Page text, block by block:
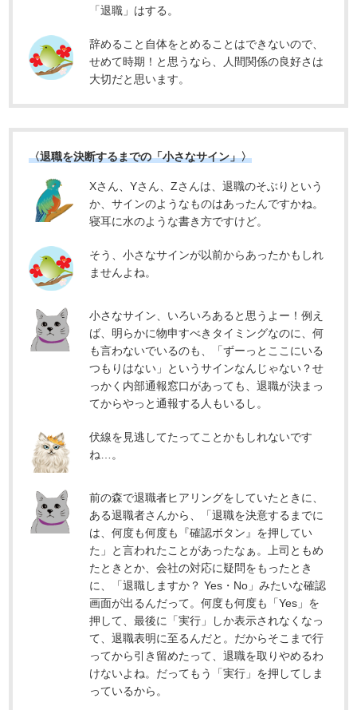
「退職」はする。
辞めること自体をとめることはできないので、
せめて時期！と思うなら、人間関係の良好さは
大切だと思います。
〈退職を決断するまでの「小さなサイン」〉
Xさん、Yさん、Zさんは、退職のそぶりという
か、サインのようなものはあったんですかね。
寝耳に水のような書き方ですけど。
そう、小さなサインが以前からあったかもしれ
ませんよね。
小さなサイン、いろいろあると思うよー！例え
ば、明らかに物申すべきタイミングなのに、何
も言わないでいるのも、「ずーっとここにいる
つもりはない」というサインなんじゃない？せ
っかく内部通報窓口があっても、退職が決まっ
てからやっと通報する人もいるし。
伏線を見逃してたってことかもしれないです
ね…。
前の森で退職者ヒアリングをしていたときに、
ある退職者さんから、「退職を決意するまでに
は、何度も何度も『確認ボタン』を押してい
た」と言われたことがあったなぁ。上司ともめ
たときとか、会社の対応に疑問をもったとき
に、「退職しますか？ Yes・No」みたいな確認
画面が出るんだって。何度も何度も「Yes」を
押して、最後に「実行」しか表示されなくなっ
て、退職表明に至るんだと。だからそこまで行
ってから引き留めたって、退職を取りやめるわ
けないよね。だってもう「実行」を押してしま
っているから。